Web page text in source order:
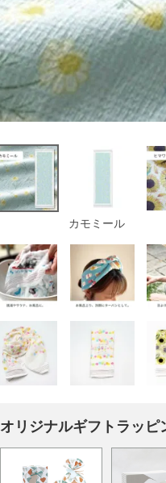
カモミール
オリジナルギフトラッピ